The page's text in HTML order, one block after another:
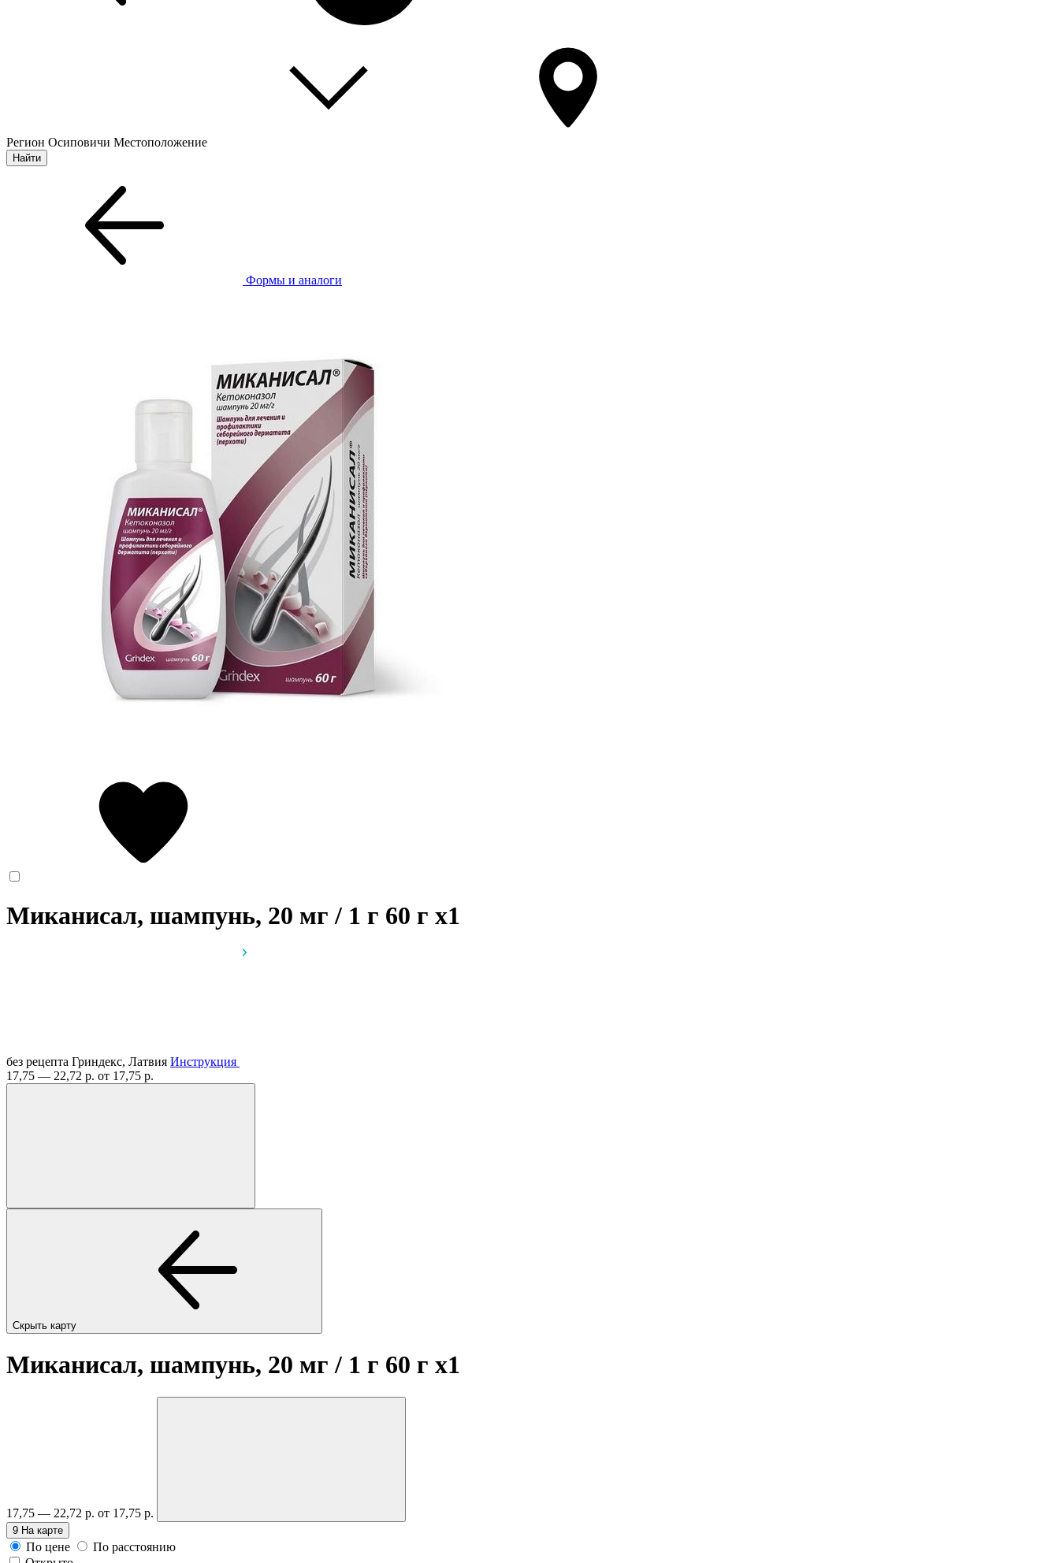
Регион Осиповичи Местоположение
Формы и аналоги
Миканисал, шампунь, 20 мг / 1 г 60 г x1
без рецепта Гриндекс, Латвия Инструкция
17,75 — 22,72 р. от 17,75 р.
Скрыть карту
Миканисал, шампунь, 20 мг / 1 г 60 г x1
17,75 — 22,72 р. от 17,75 р.
9 На карте
По цене
По расстоянию